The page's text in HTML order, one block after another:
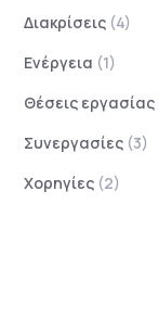
Διακρίσεις (4)
Ενέργεια (1)
Θέσεις εργασίας
Συνεργασίες (3)
Χορηγίες (2)